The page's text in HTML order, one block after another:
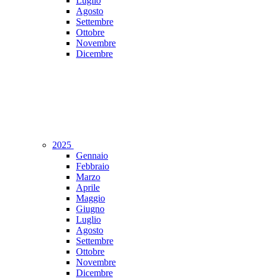
Agosto
Settembre
Ottobre
Novembre
Dicembre
2025
Gennaio
Febbraio
Marzo
Aprile
Maggio
Giugno
Luglio
Agosto
Settembre
Ottobre
Novembre
Dicembre